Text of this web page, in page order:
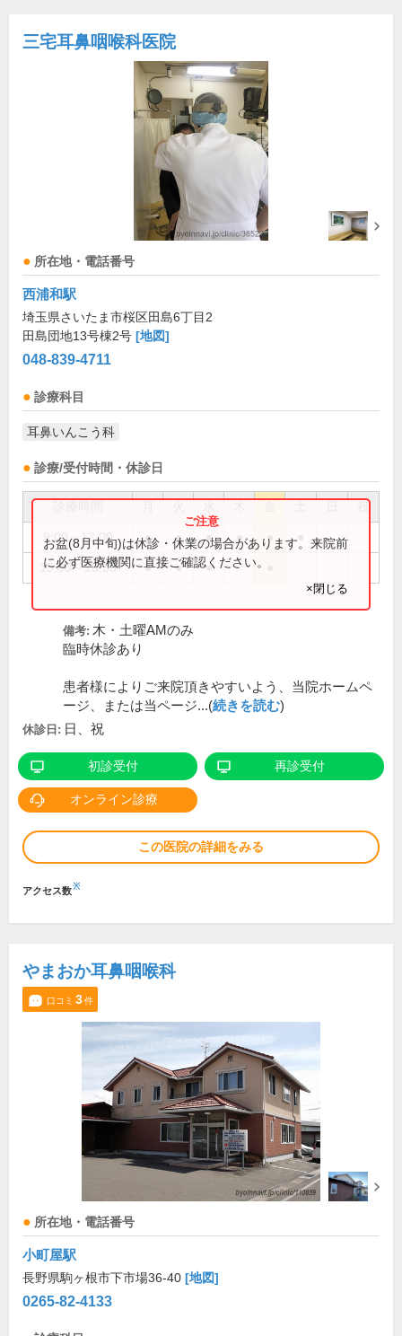
三宅耳鼻咽喉科医院
所在地・電話番号
西浦和駅
埼玉県さいたま市桜区田島6丁目2
田島団地13号棟2号 [地図]
048-839-4711
診療科目
耳鼻いんこう科
診療/受付時間・休診日
祝
9:00～12:00 ● ● ● ● ●
15:00～18:30 ● ● ●
お盆(8月中旬)は休診・休業の場合があります。来院前
に必ず医療機関に直接ご確認ください。
×閉じる
備考: 木・土曜AMのみ
臨時休診あり
患者様によりご来院頂きやすいよう、当院ホームペ
ージ、または当ページ...(続きを読む)
休診日: 日、祝
初診受付 再診受付
オンライン診療
この医院の詳細をみる
アクセス数※
やまおか耳鼻咽喉科
口コミ 3件
所在地・電話番号
小町屋駅
長野県駒ヶ根市下市場36-40 [地図]
0265-82-4133